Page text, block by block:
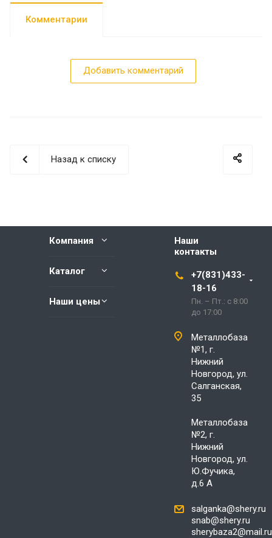
Комментарии
Добавить комментарий
Назад к списку
Компания
Каталог
Наши цены
Наши
контакты
+7(831)433-
18-16
Пн. – Пт.: с 8:00
до 17:00
Металлобаза
№1, г.
Нижний
Новгород, ул.
Салганская,
35
Металлобаза
№2, г.
Нижний
Новгород, ул.
Ю.Фучика,
д.6 А
salganka@shery.ru
snab@shery.ru
sherybaza2@mail.ru